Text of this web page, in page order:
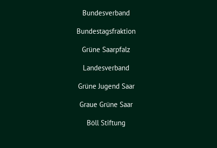
Bundesverband
Bundestagsfraktion
Grüne Saarpfalz
Landesverband
Grüne Jugend Saar
Graue Grüne Saar
Böll Stiftung